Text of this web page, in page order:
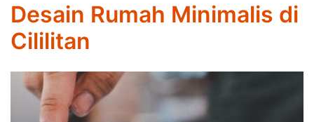
Desain Rumah Minimalis di
Cililitan